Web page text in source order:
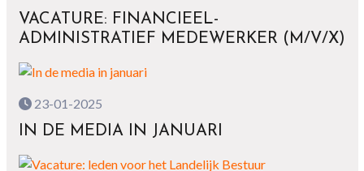
VACATURE: FINANCIEEL-
ADMINISTRATIEF MEDEWERKER (M/V/X)
23-01-2025
IN DE MEDIA IN JANUARI